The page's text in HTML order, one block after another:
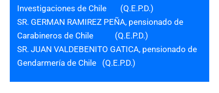
Investigaciones de Chile (Q.E.P.D.)
SR. GERMAN RAMIREZ PEÑA, pensionado de
Carabineros de Chile (Q.E.P.D.)
SR. JUAN VALDEBENITO GATICA, pensionado de
Gendarmería de Chile (Q.E.P.D.)